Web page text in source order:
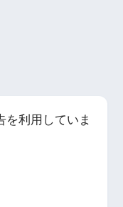
を利用していま